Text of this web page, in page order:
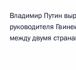
Владимир Путин
руководителя
между двумя